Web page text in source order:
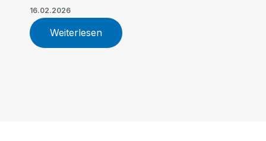
TÜV-zertifiziertem Service, zuverlässiger
Wartung und fachgerechter Reparatur Ihrer
Heizungsanlage.
16.02.2026
Weiterlesen